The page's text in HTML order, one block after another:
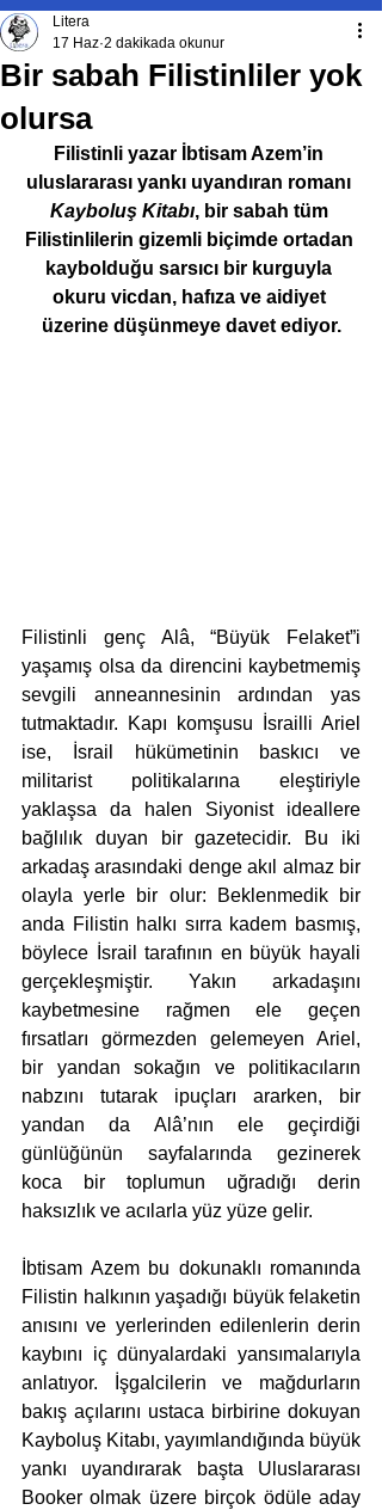
Bir sabah Filistinliler yok
olursa
Litera
17 Haz 2 dakikada okunur
Filistinli yazar İbtisam Azem’in
uluslararası yankı uyandıran romanı
Kayboluş Kitabı, bir sabah tüm
Filistinlilerin gizemli biçimde ortadan
kaybolduğu sarsıcı bir kurguyla
okuru vicdan, hafıza ve aidiyet
üzerine düşünmeye davet ediyor.
Filistinli genç Alâ, “Büyük Felaket”i
yaşamış olsa da direncini kaybetmemiş
sevgili anneannesinin ardından yas
tutmaktadır. Kapı komşusu İsrailli Ariel
ise, İsrail hükümetinin baskıcı ve
militarist politikalarına eleştiriyle
yaklaşsa da halen Siyonist ideallere
bağlılık duyan bir gazetecidir. Bu iki
arkadaş arasındaki denge akıl almaz bir
olayla yerle bir olur: Beklenmedik bir
anda Filistin halkı sırra kadem basmış,
böylece İsrail tarafının en büyük hayali
gerçekleşmiştir. Yakın arkadaşını
kaybetmesine rağmen ele geçen
fırsatları görmezden gelemeyen Ariel,
bir yandan sokağın ve politikacıların
nabzını tutarak ipuçları ararken, bir
yandan da Alâ’nın ele geçirdiği
günlüğünün sayfalarında gezinerek
koca bir toplumun uğradığı derin
haksızlık ve acılarla yüz yüze gelir.
İbtisam Azem bu dokunaklı romanında
Filistin halkının yaşadığı büyük felaketin
anısını ve yerlerinden edilenlerin derin
kaybını iç dünyalardaki yansımalarıyla
anlatıyor. İşgalcilerin ve mağdurların
bakış açılarını ustaca birbirine dokuyan
Kayboluş Kitabı, yayımlandığında büyük
yankı uyandırarak başta Uluslararası
Booker olmak üzere birçok ödüle aday